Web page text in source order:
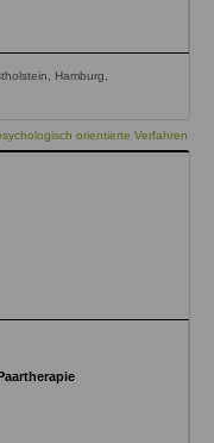
Hamburg,
orientierte Verfahren